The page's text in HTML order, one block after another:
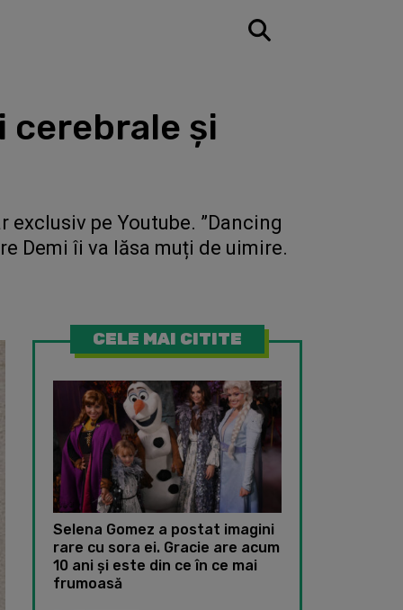
cerebrale și
pe Youtube. ”Dancing
Demi îi va lăsa muți de uimire.
CELE MAI CITITE
Selena Gomez a postat imagini
rare cu sora ei. Gracie are acum
10 ani și este din ce în ce mai
frumoasă